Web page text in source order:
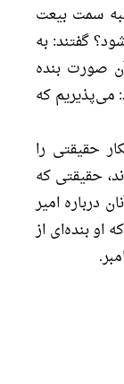
ـبه سمت بیعت
گفتند: به
صورت بنده
می‌پذیریم که
حقیقتی را
حقیقتی که
درباره امیر
او بنده‌ای از